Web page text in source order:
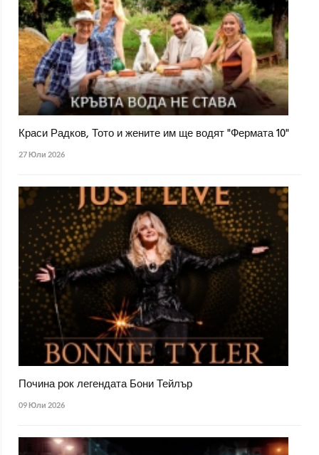
Краси Радков, Тото и жените им ще водят "Фермата 10"
27 Юли 2026
Почина рок легендата Бони Тейлър
09 Юли 2026